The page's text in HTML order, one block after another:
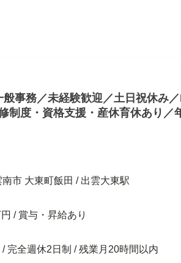
事務／未経験歓迎／土日祝休み
制度・資格支援・産休育休あり／
市 大東町飯田 / 出雲大東駅
/ 賞与・昇給あり
/ 完全週休2日制 / 残業月20時間以内